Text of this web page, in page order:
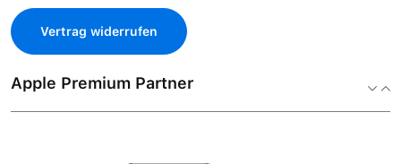
Vertrag widerrufen
Apple Premium Partner